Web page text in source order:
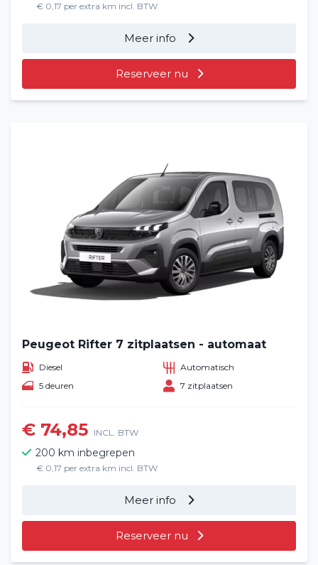
€ 0,17 per extra km incl. BTW
Meer info
Reserveer nu
Peugeot Rifter 7 zitplaatsen - automaat
Diesel
Automatisch
5 deuren
7 zitplaatsen
€ 74,85 INCL. BTW
200 km inbegrepen
€ 0,17 per extra km incl. BTW
Meer info
Reserveer nu